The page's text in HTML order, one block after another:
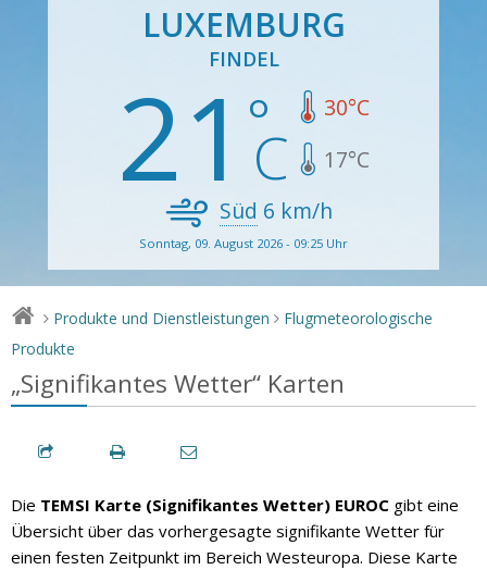
LUXEMBURG
FINDEL
21 30°C
17°C
Süd 6 km/h
Sonntag, 09. August 2026 - 09:25 Uhr
> Produkte und Dienstleistungen > Flugmeteorologische
Produkte
„Signifikantes Wetter“ Karten
Die TEMSI Karte (Signifikantes Wetter) EUROC gibt eine
Übersicht über das vorhergesagte signifikante Wetter für
einen festen Zeitpunkt im Bereich Westeuropa. Diese Karte